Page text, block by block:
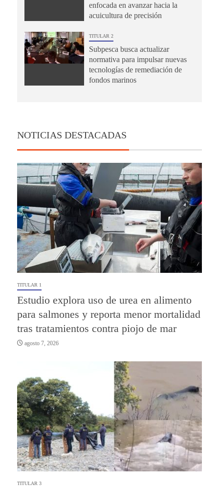
enfocada en avanzar hacia la
acuicultura de precisión
TITULAR 2
Subpesca busca actualizar
normativa para impulsar nuevas
tecnologías de remediación de
fondos marinos
NOTICIAS DESTACADAS
TITULAR 1
Estudio explora uso de urea en alimento
para salmones y reporta menor mortalidad
tras tratamientos contra piojo de mar
agosto 7, 2026
TITULAR 3